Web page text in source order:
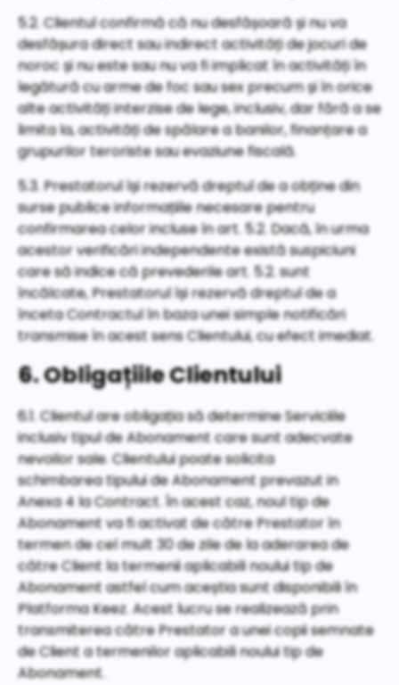
5.2. Clientul confirmă că nu desfășoară și nu va
desfășura direct sau indirect activități de jocuri de
noroc și nu este sau nu va fi implicat în activități în
legătură cu arme de foc sau sex precum și în orice
alte activități interzise de lege, inclusiv, dar fără a se
limita la, activități de spălare a banilor, finanțare a
grupurilor teroriste sau evaziune fiscală.
5.3. Prestatorul își rezervă dreptul de a obține din
surse publice informațiile necesare pentru
confirmarea celor incluse în art. 5.2. Dacă, în urma
acestor verificări independente există suspiciuni
care să indice că prevederile art. 5.2. sunt
încălcate, Prestatorul își rezervă dreptul de a
înceta Contractul în baza unei simple notificări
transmise în acest sens Clientului, cu efect imediat.
6. Obligațiile Clientului
6.1. Clientul are obligația să determine Serviciile
inclusiv tipul de Abonament care sunt adecvate
nevoilor sale. Clientului poate solicita
schimbarea tipului de Abonament prevazut in
Anexa 4 la Contract. În acest caz, noul tip de
Abonament va fi activat de către Prestator în
termen de cel mult 30 de zile de la aderarea de
către Client la termenii aplicabili noului tip de
Abonament astfel cum aceștia sunt disponibili în
Platforma Keez. Acest lucru se realizează prin
transmiterea către Prestator a unei copii semnate
de Client a termenilor aplicabili noului tip de
Abonament.